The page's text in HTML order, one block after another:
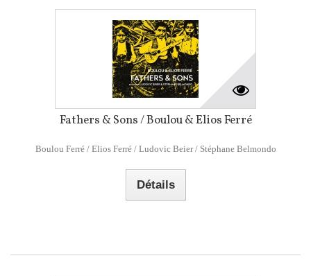
Fathers & Sons / Boulou & Elios Ferré
Boulou Ferré / Elios Ferré / Ludovic Beier / Stéphane Belmondo
Détails